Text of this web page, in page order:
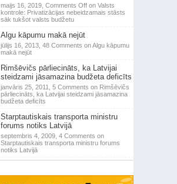
maijs 16, 2019, Comments Offon Valsts
kontrole: Privatizācijas nebeidzamais stāsts
sāk tukšot valsts budžetu
Algu kāpumu makā nejūt
jūlijs 16, 2013, 48 Comments on Algu kāpumu
makā nejūt
Rimšēvičs pārliecināts, ka Latvijai
steidzami jāsamazina budžeta deficīts
janvāris 25, 2011, 5 Comments on Rimšēvičs
pārliecināts, ka Latvijai steidzami jāsamazina
budžeta deficīts
Starptautiskais transporta ministru
forums notiks Latvijā
septembris 4, 2009, 4 Comments on
Starptautiskais transporta ministru forums
notiks Latvijā